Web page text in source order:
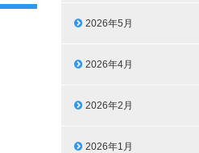
2026年5月
2026年4月
2026年2月
2026年1月